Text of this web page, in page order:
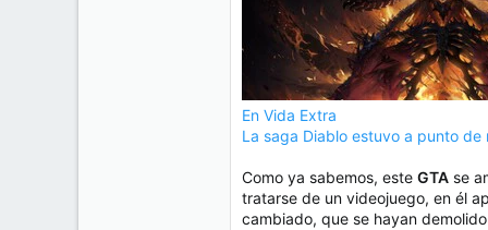
En Vida Extra
La saga Diablo estuvo a punto
Como ya sabemos, este GTA se
tratarse de un videojuego, en él
cambiado, que se hayan